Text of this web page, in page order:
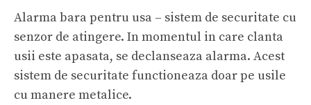
Alarma bara pentru usa – sistem de securitate cu
senzor de atingere. In momentul in care clanta
usii este apasata, se declanseaza alarma. Acest
sistem de securitate functioneaza doar pe usile
cu manere metalice.